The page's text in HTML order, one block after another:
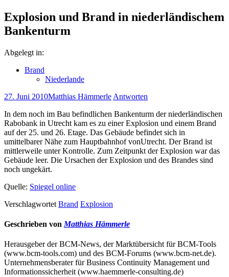
Explosion und Brand in niederländischem
Bankenturm
Abgelegt in:
Brand
Niederlande
27. Juni 2010Matthias Hämmerle Antworten
In dem noch im Bau befindlichen Bankenturm der niederländischen
Rabobank in Utrecht kam es zu einer Explosion und einem Brand
auf der 25. und 26. Etage. Das Gebäude befindet sich in
umittelbarer Nähe zum Hauptbahnhof vonUtrecht. Der Brand ist
mittlerweile unter Kontrolle. Zum Zeitpunkt der Explosion war das
Gebäude leer. Die Ursachen der Explosion und des Brandes sind
noch ungekärt.
Quelle: Spiegel online
Verschlagwortet Brand Explosion
Geschrieben von Matthias Hämmerle
Herausgeber der BCM-News, der Marktübersicht für BCM-Tools
(www.bcm-tools.com) und des BCM-Forums (www.bcm-net.de).
Unternehmensberater für Business Continuity Management und
Informationssicherheit (www.haemmerle-consulting.de)